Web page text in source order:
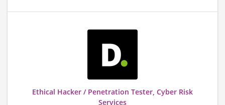
Ethical Hacker / Penetration Tester, Cyber Risk
Services